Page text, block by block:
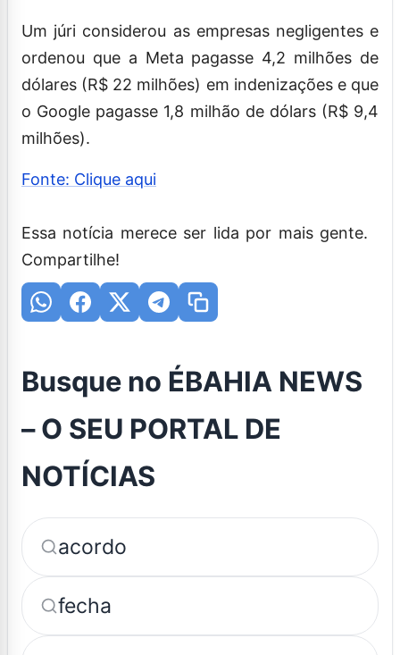
Um júri considerou as empresas negligentes e
ordenou que a Meta pagasse 4,2 milhões de
dólares (R$ 22 milhões) em indenizações e que
o Google pagasse 1,8 milhão de dólars (R$ 9,4
milhões).
Fonte: Clique aqui
Essa notícia merece ser lida por mais gente.
Compartilhe!
Busque no ÉBAHIA NEWS
– O SEU PORTAL DE
NOTÍCIAS
acordo
fecha